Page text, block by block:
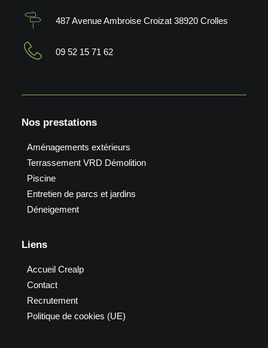
487 Avenue Ambroise Croizat 38920 Crolles
09 52 15 71 62
Nos prestations
Aménagements extérieurs
Terrassement VRD Démolition
Piscine
Entretien de parcs et jardins
Déneigement
Liens
Accueil Crealp
Contact
Recrutement
Politique de cookies (UE)